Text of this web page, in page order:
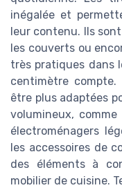
inégalée et
leur contenu. Ils
les couverts ou
très pratiques dans
centimètre compte.
être plus adaptées
volumineux,
électroménagers
les accessoires de
des éléments à
mobilier de cuisine.